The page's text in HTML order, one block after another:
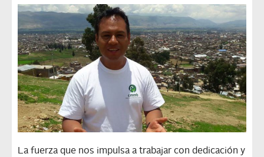
La fuerza que nos impulsa a trabajar con dedicación y